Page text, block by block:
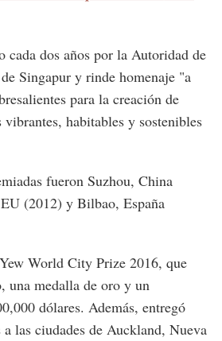
cada dos años por la Autoridad de
Singapur y rinde homenaje "a
para la creación de
vibrantes, habitables y sostenibles
fueron Suzhou, China
(2012) y Bilbao, España
World City Prize 2016, que
una medalla de oro y un
dólares. Además, entregó
a las ciudades de Auckland, Nueva